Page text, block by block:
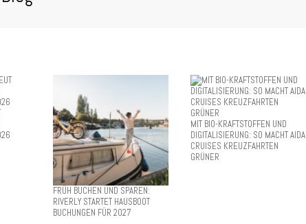
FRÜH BUCHEN UND SPAREN:
RIVERLY STARTET HAUSBOOT
BUCHUNGEN FÜR 2027
MIT BIO-KRAFTSTOFFEN UND
DIGITALISIERUNG: SO MACHT AIDA
CRUISES KREUZFAHRTEN
GRÜNER